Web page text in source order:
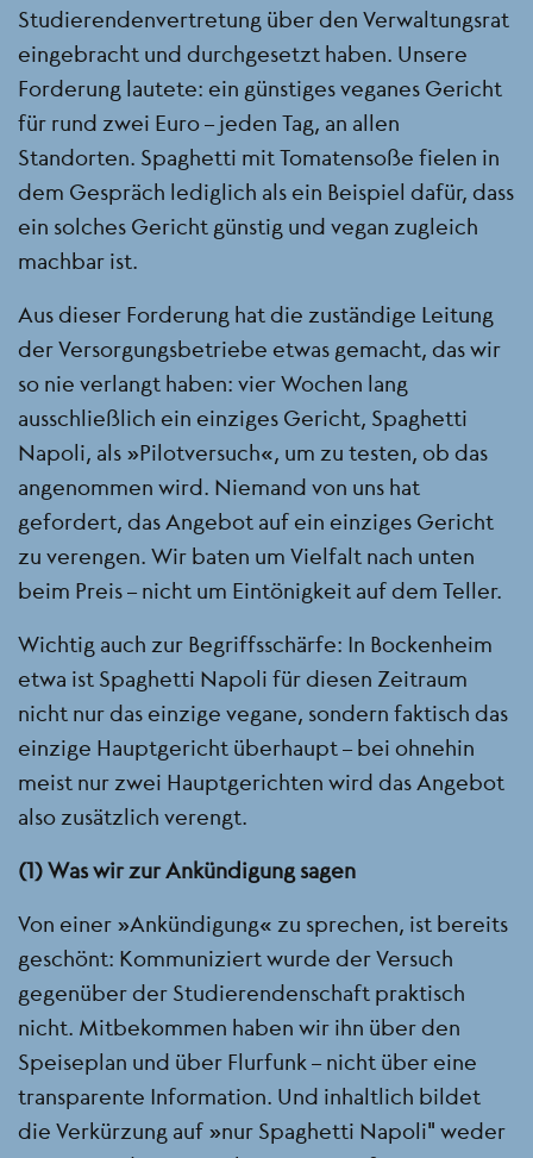
Studierendenvertretung über den Verwaltungsrat
eingebracht und durchgesetzt haben. Unsere
Forderung lautete: ein günstiges veganes Gericht
für rund zwei Euro – jeden Tag, an allen
Standorten. Spaghetti mit Tomatensoße fielen in
dem Gespräch lediglich als ein Beispiel dafür, dass
ein solches Gericht günstig und vegan zugleich
machbar ist.
Aus dieser Forderung hat die zuständige Leitung
der Versorgungsbetriebe etwas gemacht, das wir
so nie verlangt haben: vier Wochen lang
ausschließlich ein einziges Gericht, Spaghetti
Napoli, als „Pilotversuch“, um zu testen, ob das
angenommen wird. Niemand von uns hat
gefordert, das Angebot auf ein einziges Gericht
zu verengen. Wir baten um Vielfalt nach unten
beim Preis – nicht um Eintönigkeit auf dem Teller.
Wichtig auch zur Begriffsschärfe: In Bockenheim
etwa ist Spaghetti Napoli für diesen Zeitraum
nicht nur das einzige vegane, sondern faktisch das
einzige Hauptgericht überhaupt – bei ohnehin
meist nur zwei Hauptgerichten wird das Angebot
also zusätzlich verengt.
(1) Was wir zur Ankündigung sagen
Von einer „Ankündigung“ zu sprechen, ist bereits
geschönt: Kommuniziert wurde der Versuch
gegenüber der Studierendenschaft praktisch
nicht. Mitbekommen haben wir ihn über den
Speiseplan und über Flurfunk – nicht über eine
transparente Information. Und inhaltlich bildet
die Verkürzung auf „nur Spaghetti Napoli" weder